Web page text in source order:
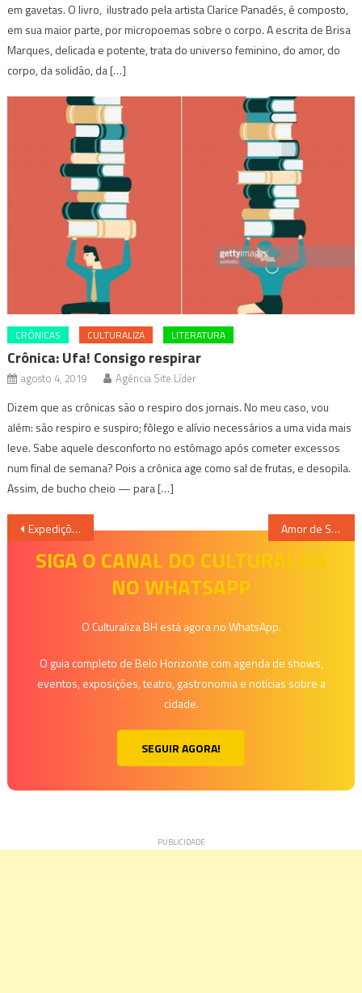
em gavetas. O livro, ilustrado pela artista Clarice Panadés, é composto,
em sua maior parte, por micropoemas sobre o corpo. A escrita de Brisa
Marques, delicada e potente, trata do universo feminino, do amor, do
corpo, da solidão, da […]
CRÔNICAS CULTURALIZA LITERATURA
Crônica: Ufa! Consigo respirar
agosto 4, 2019 Agência Site Líder
Dizem que as crônicas são o respiro dos jornais. No meu caso, vou
além: são respiro e suspiro; fôlego e alívio necessários a uma vida mais
leve. Sabe aquele desconforto no estômago após cometer excessos
num final de semana? Pois a crônica age como sal de frutas, e desopila.
Assim, de bucho cheio — para […]
Navegação
Expedições – Uma Viagem com Maria Bonita e Lampião Amor de Salto Alto faz curta temporada no Teatro da Biblioteca
SIGA O CANAL DO CULTURALIZA
NO WHATSAPP
O Culturaliza BH está agora no WhatsApp.
O guia completo de Belo Horizonte com agenda de shows,
eventos, exposições, teatro, gastronomia e notícias sobre a
cidade.
SEGUIR AGORA!